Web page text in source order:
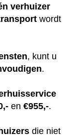
verhuizer
wordt
, kunt u
.
en €955,-.
die niet